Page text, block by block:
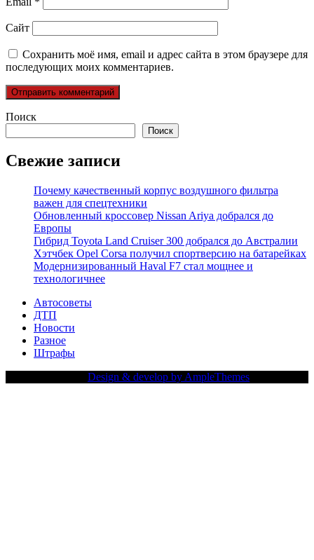
Сайт
Сохранить моё имя, email и адрес сайта в этом браузере для
последующих моих комментариев.
Поиск
Поиск
Свежие записи
Почему качественный корпус воздушного фильтра
важен для спецтехники
Обновленный кроссовер Nissan Ariya добрался до
Европы
Гибрид Toyota Land Cruiser 300 добрался до Австралии
Хэтчбек Opel Corsa получил спортверсию на батарейках
Модернизированный Haval F7 стал мощнее и
технологичнее
Автосоветы
ДТП
Новости
Разное
Штрафы
Design & develop by AmpleThemes